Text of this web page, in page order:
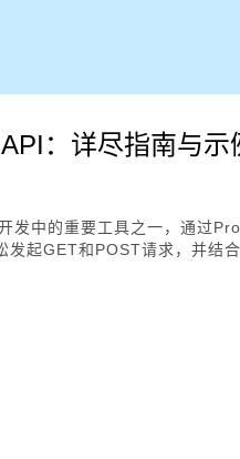
：详尽指南与示
中的重要工具之一，通过
发起GET和POST请求，并